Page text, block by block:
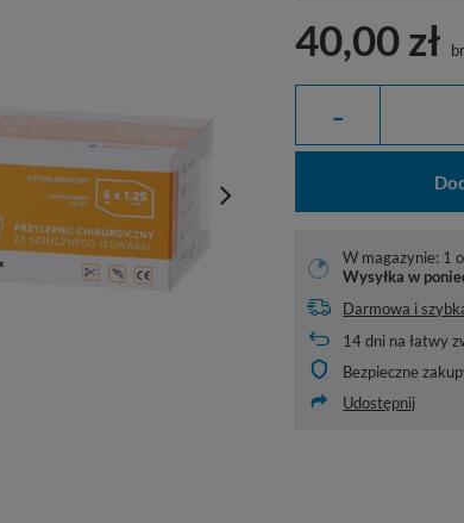
40,00 zł
-
W magazynie: 1
Wysyłkaw
Darmowa i
14dni na łatwy
Bezpieczne
Udostępnij